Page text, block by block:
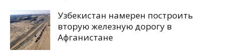
Узбекистан намерен построить
вторую железную дорогу в
Афганистане